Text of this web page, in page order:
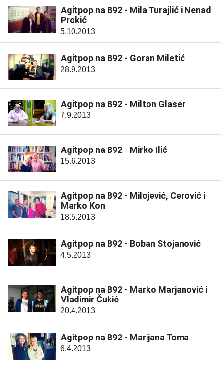
Agitpop na B92 - Mila Turajlić i Nenad
Prokić
5.10.2013
Agitpop na B92 - Goran Miletić
28.9.2013
Agitpop na B92 - Milton Glaser
7.9.2013
Agitpop na B92 - Mirko Ilić
15.6.2013
Agitpop na B92 - Milojević, Cerović i
Marko Kon
18.5.2013
Agitpop na B92 - Boban Stojanović
4.5.2013
Agitpop na B92 - Marko Marjanović i
Vladimir Čukić
20.4.2013
Agitpop na B92 - Marijana Toma
6.4.2013